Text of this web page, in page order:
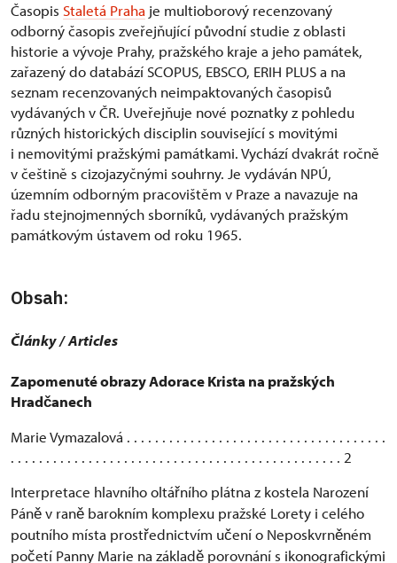
Časopis Staletá Praha je multioborový recenzovaný
odborný časopis zveřejňující původní studie z oblasti
historie a vývoje Prahy, pražského kraje a jeho památek,
zařazený do databází SCOPUS, EBSCO, ERIH PLUS a na
seznam recenzovaných neimpaktovaných časopisů
vydávaných v ČR. Uveřejňuje nové poznatky z pohledu
různých historických disciplin související s movitými
i nemovitými pražskými památkami. Vychází dvakrát ročně
v češtině s cizojazyčnými souhrny. Je vydáván NPÚ,
územním odborným pracovištěm v Praze a navazuje na
řadu stejnojmenných sborníků, vydávaných pražským
památkovým ústavem od roku 1965.
Obsah:
Články / Articles
Zapomenuté obrazy Adorace Krista na pražských
Hradčanech
Marie Vymazalová . . . . . . . . . . . . . . . . . . . . . . . . . . . . . . . . . . . . .
. . . . . . . . . . . . . . . . . . . . . . . . . . . . . . . . . . . . . . . . . . . . . . . 2
Interpretace hlavního oltářního plátna z kostela Narození
Páně v raně barokním komplexu pražské Lorety i celého
poutního místa prostřednictvím učení o Neposkvrněném
početí Panny Marie na základě porovnání s ikonografickými